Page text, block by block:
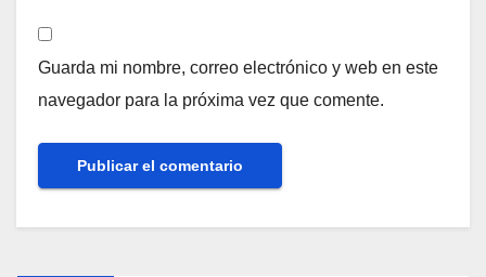
Guarda mi nombre, correo electrónico y web en este
navegador para la próxima vez que comente.